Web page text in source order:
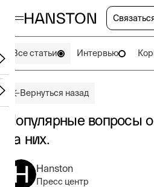
Все статьи Интервью
Вернуться назад
Популярные вопросы
на них.
Hanston
Пресс центр